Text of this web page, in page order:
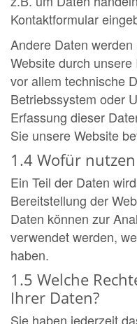
Kontaktformular
Andere Daten
Website durch
vor allem technische
Betriebssystem oder
Erfassung dieser
Sie unsere Website
1.4 Wofür
Ein Teil der Daten
Bereitstellung der
Daten können zur
verwendet werden,
haben.
1.5 Welche
Ihrer Daten?
Sie haben jederzeit